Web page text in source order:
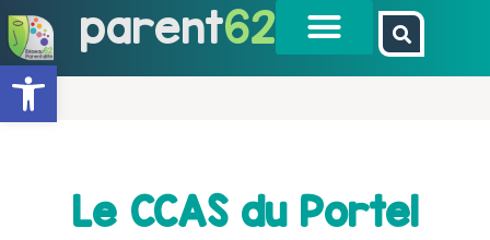
Ouvrir la barre d’outils
parent62
Le CCAS du Portel